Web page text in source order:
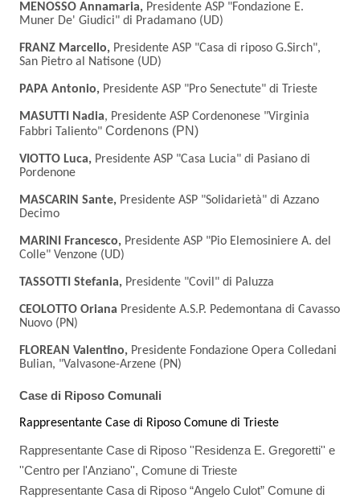
MENOSSO Annamaria, Presidente ASP "Fondazione E.
Muner De' Giudici" di Pradamano (UD)
FRANZ Marcello, Presidente ASP "Casa di riposo G.Sirch",
San Pietro al Natisone (UD)
PAPA Antonio, Presidente ASP "Pro Senectute" di Trieste
MASUTTI Nadia, Presidente ASP Cordenonese "Virginia
Fabbri Taliento" Cordenons (PN)
VIOTTO Luca, Presidente ASP "Casa Lucia" di Pasiano di
Pordenone
MASCARIN Sante, Presidente ASP "Solidarietà" di Azzano
Decimo
MARINI Francesco, Presidente ASP "Pio Elemosiniere A. del
Colle" Venzone (UD)
TASSOTTI Stefania, Presidente "Covil" di Paluzza
CEOLOTTO Oriana Presidente A.S.P. Pedemontana di Cavasso
Nuovo (PN)
FLOREAN Valentino, Presidente Fondazione Opera Colledani
Bulian, "Valvasone-Arzene (PN)
Case di Riposo Comunali
Rappresentante Case di Riposo Comune di Trieste
Rappresentante Case di Riposo ''Residenza E. Gregoretti'' e
''Centro per l'Anziano'', Comune di Trieste
Rappresentante Casa di Riposo “Angelo Culot” Comune di